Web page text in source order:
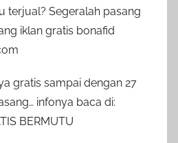
terjual? Segeralah pasang
iklan gratis bonafid
gratis sampai dengan 27
infonya baca di:
BERMUTU